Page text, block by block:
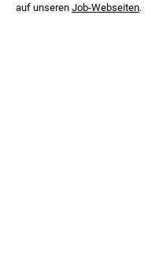
auf unseren Job-Webseiten.